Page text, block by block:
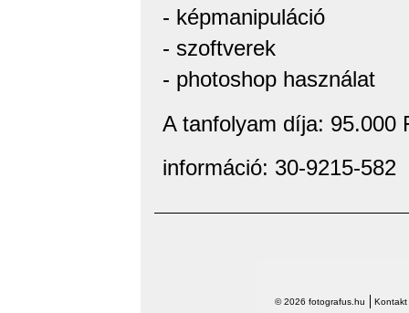
- képmanipuláció
- szoftverek
- photoshop használat
A tanfolyam díja: 95.000
információ: 30-9215-582
© 2026 fotografus.hu Kontakt